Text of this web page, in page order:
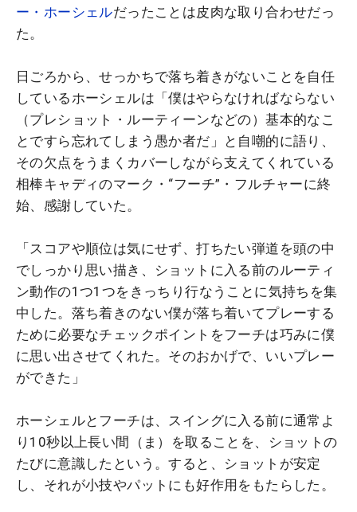
ー・ホーシェルだったことは皮肉な取り合わせだっ
た。
日ごろから、せっかちで落ち着きがないことを自任
しているホーシェルは「僕はやらなければならない
（プレショット・ルーティーンなどの）基本的なこ
とですら忘れてしまう愚か者だ」と自嘲的に語り、
その欠点をうまくカバーしながら支えてくれている
相棒キャディのマーク・“フーチ”・フルチャーに終
始、感謝していた。
「スコアや順位は気にせず、打ちたい弾道を頭の中
でしっかり思い描き、ショットに入る前のルーティ
ン動作の1つ1つをきっちり行なうことに気持ちを集
中した。落ち着きのない僕が落ち着いてプレーする
ために必要なチェックポイントをフーチは巧みに僕
に思い出させてくれた。そのおかげで、いいプレー
ができた」
ホーシェルとフーチは、スイングに入る前に通常よ
り10秒以上長い間（ま）を取ることを、ショットの
たびに意識したという。すると、ショットが安定
し、それが小技やパットにも好作用をもたらした。